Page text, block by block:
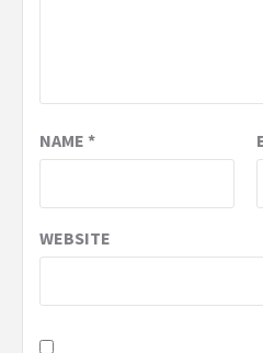
NAME *
WEBSITE